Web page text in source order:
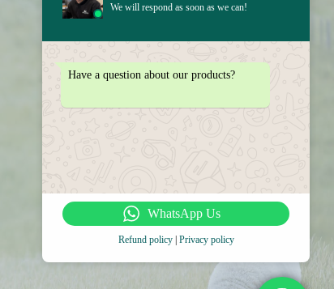
We will respond as soon as we can!
Have a question about our products?
WhatsApp Us
Refund policy| Privacy policy